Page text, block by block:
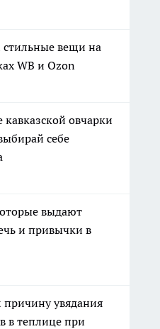
вещи на
WB и Ozon
кавказской овчарки
себе
выдают
и привычки в
причину увядания
в теплице при